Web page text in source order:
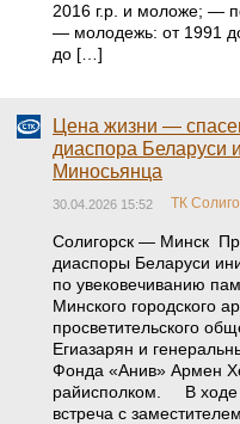
2016 г.р. и моложе; —
— молодежь: от 1991
до […]
Цена жизни —
диаспора Беларуси
Миносьянца
30.04.2026 15:52 ТК
Солигорск — Минск
диаспоры Беларуси
по увековечиванию
Минского городского
просветительского
Егиазарян и
Фонда «Анив» Армен
райисполком. В ходе
встреча с